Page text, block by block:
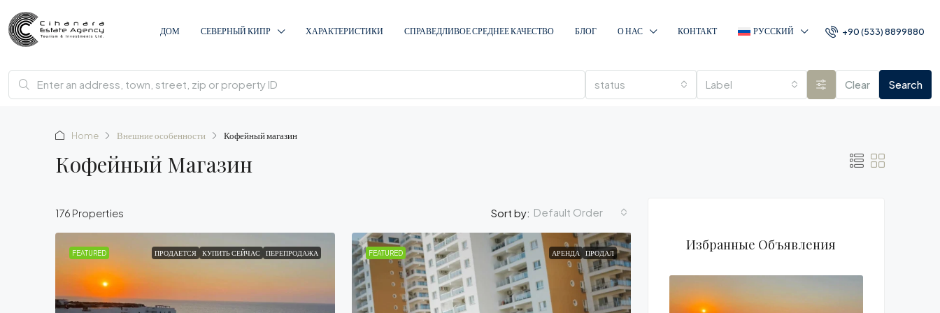
ДОМ СЕВЕРНЫЙ КИПР ХАРАКТЕРИСТИКИ СПРАВЕДЛИВОЕ СРЕДНЕЕ КАЧЕСТВО БЛОГ О НАС КОНТАКТ РУССКИЙ +90 (533) 8899880
status Label Clear Search
Home Внешние особенности Кофейный магазин
Кофейный Магазин
176 Properties Sort by: Default Order
FEATURED ПРОДАЕТСЯ КУПИТЬ СЕЙЧАС ПЕРЕПРОДАЖА FEATURED АРЕНДА ПРОДАЛ Избранные Объявления